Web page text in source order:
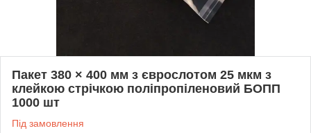
Пакет 380 × 400 мм з єврослотом 25 мкм з
клейкою стрічкою поліпропіленовий БОПП
1000 шт
Під замовлення